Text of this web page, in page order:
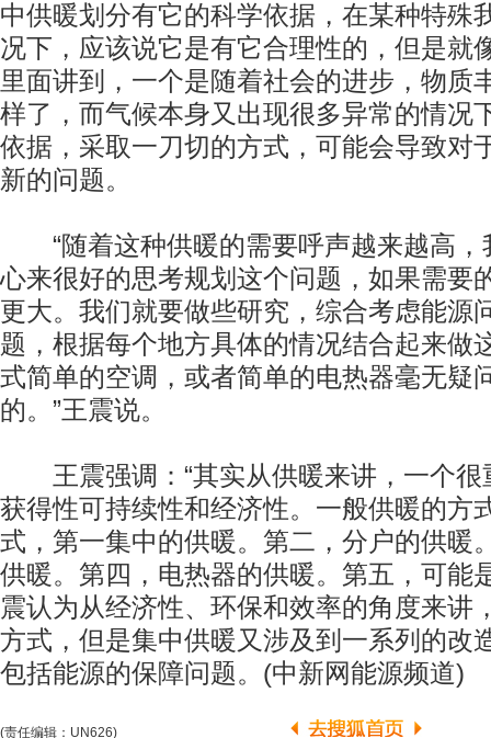
中供暖划分有它的科学依据，在某种特殊
况下，应该说它是有它合理性的，但是就
里面讲到，一个是随着社会的进步，物质
样了，而气候本身又出现很多异常的情况
依据，采取一刀切的方式，可能会导致对
新的问题。
“随着这种供暖的需要呼声越来越高，
心来很好的思考规划这个问题，如果需要
更大。我们就要做些研究，综合考虑能源
题，根据每个地方具体的情况结合起来做
式简单的空调，或者简单的电热器毫无疑
的。”王震说。
王震强调：“其实从供暖来讲，一个很
获得性可持续性和经济性。一般供暖的方
式，第一集中的供暖。第二，分户的供暖
供暖。第四，电热器的供暖。第五，可能
震认为从经济性、环保和效率的角度来讲
方式，但是集中供暖又涉及到一系列的改
包括能源的保障问题。(中新网能源频道)
(责任编辑：UN626)